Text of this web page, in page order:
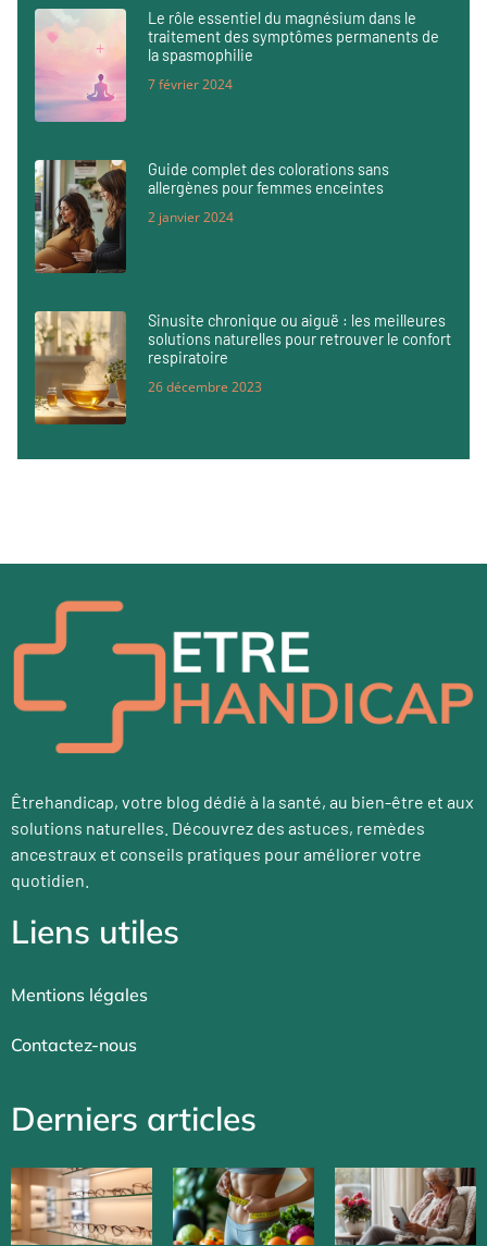
Le rôle essentiel du magnésium dans le
traitement des symptômes permanents de
la spasmophilie
7 février 2024
Guide complet des colorations sans
allergènes pour femmes enceintes
2 janvier 2024
Sinusite chronique ou aiguë : les meilleures
solutions naturelles pour retrouver le confort
respiratoire
26 décembre 2023
Êtrehandicap, votre blog dédié à la santé, au bien-être et aux
solutions naturelles. Découvrez des astuces, remèdes
ancestraux et conseils pratiques pour améliorer votre
quotidien.
Liens utiles
Mentions légales
Contactez-nous
Derniers articles